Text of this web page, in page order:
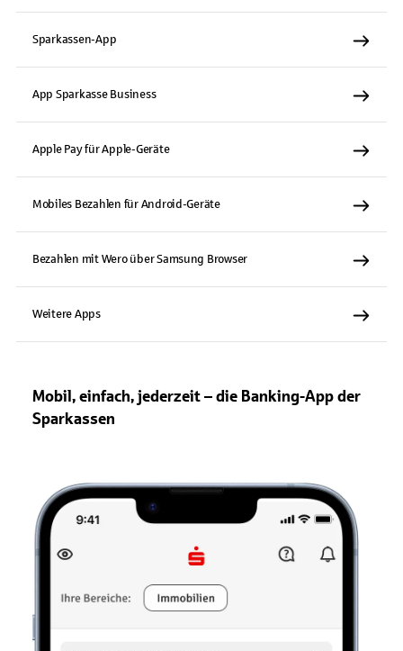
Sparkassen-App
App Sparkasse Business
Apple Pay für Apple-Geräte
Mobiles Bezahlen für Android-Geräte
Bezahlen mit Wero über Samsung Browser
Weitere Apps
Mobil, einfach, jederzeit – die Banking-App der
Sparkassen